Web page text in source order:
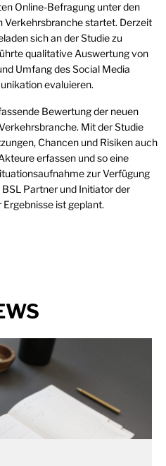
Online-Befragung unter den
startet. Derzeit
sich an der Studie zu
qualitative Auswertung von
Umfang des Social Media
evaluieren.
Bewertung der neuen
Mit der Studie
Chancen und Risiken auch
erfassen und so eine
zur Verfügung
Partner und Initiator der
ist geplant.